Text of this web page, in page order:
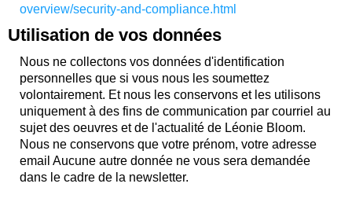
overview/security-and-compliance.html
Utilisation de vos données
Nous ne collectons vos données d'identification
personnelles que si vous nous les soumettez
volontairement. Et nous les conservons et les utilisons
uniquement à des fins de communication par courriel au
sujet des oeuvres et de l'actualité de Léonie Bloom.
Nous ne conservons que votre prénom, votre adresse
email Aucune autre donnée ne vous sera demandée
dans le cadre de la newsletter.